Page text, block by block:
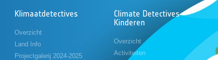
Klimaatdetectives
Overzicht
Land Info
Projectgalerij 2024-2025
Climate Detectives
Kinderen
Overzicht
Activiteiten